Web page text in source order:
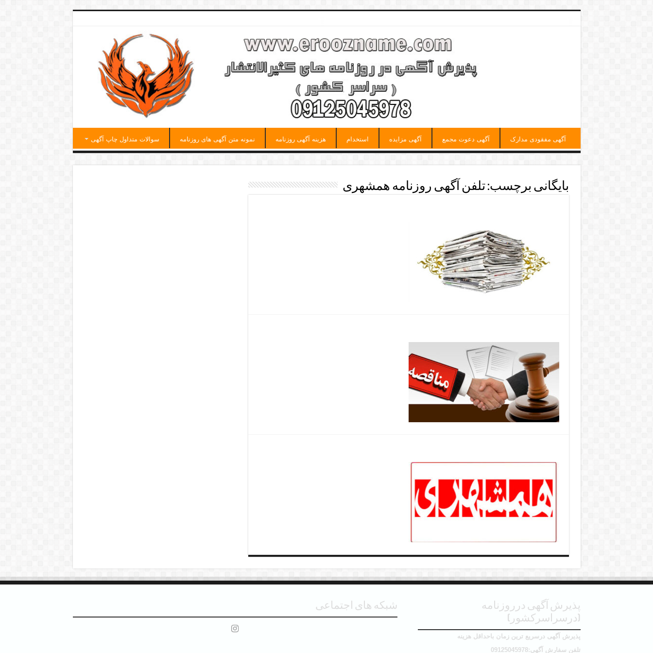
آگهی مفقودی مدارک آگهی دعوت مجمع آگهی مزایده استخدام هزینه آگهی روزنامه نمونه متن آگهی های روزنامه سوالات متداول چاپ آگهی
بایگانی برچسب:تلفن آگهی روزنامه همشهری
پذیرش آگهی درروزنامه
(درسراسرکشور)
پذیرش آگهی درسریع ترین زمان باحداقل هزینه
تلفن سفارش آگهی:09125045978
شبکه های اجتماعی